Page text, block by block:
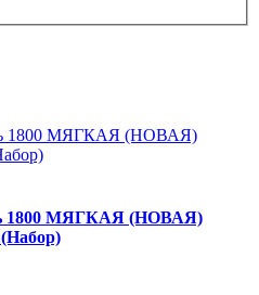
1800 МЯГКАЯ (НОВАЯ)